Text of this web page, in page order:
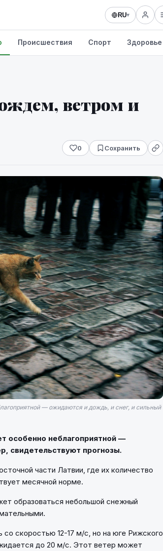
RU▾
Происшествия Спорт Здоровье
ветром и
0 Сохранить
— ожидаются и дождь, и снег, и сильный
особенно неблагоприятной —
свидетельствуют прогнозы.
части Латвии, где их количество
месячной норме.
образоваться небольшой снежный
скоростью 12-17 м/с, но на юге Рижского
до 20 м/с. Этот ветер может